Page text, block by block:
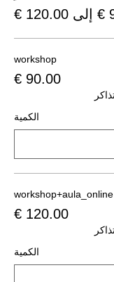
workshop
الكمية
workshop+aula_online
الكمية